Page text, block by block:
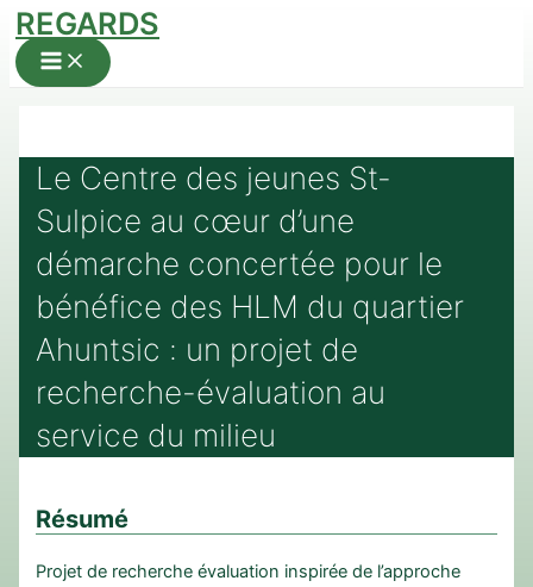
Aller
au
contenu
REGARDS
Main
Menu
Le Centre des jeunes St-
Sulpice au cœur d’une
démarche concertée pour le
bénéfice des HLM du quartier
Ahuntsic : un projet de
recherche-évaluation au
service du milieu
Résumé
Projet de recherche évaluation inspirée de l’approche